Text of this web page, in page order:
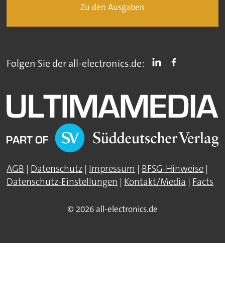
Zu den Ausgaben
Folgen Sie der all-electronics.de:
AGB | Datenschutz | Impressum | BFSG-Hinweise |
Datenschutz-Einstellungen | Kontakt/Media | Facts
© 2026 all-electronics.de